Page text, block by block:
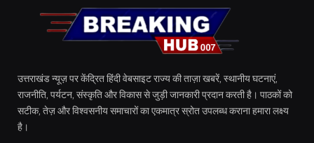
उत्तराखंड न्यूज़ पर केंद्रित हिंदी वेबसाइट राज्य की ताज़ा खबरें, स्थानीय घटनाएं,
राजनीति, पर्यटन, संस्कृति और विकास से जुड़ी जानकारी प्रदान करती है। पाठकों को
सटीक, तेज़ और विश्वसनीय समाचारों का एकमात्र स्रोत उपलब्ध कराना हमारा लक्ष्य
है।